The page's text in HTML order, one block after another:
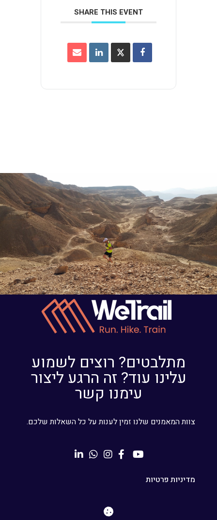
SHARE THIS EVENT
מתלבטים? רוצים לשמוע
עלינו עוד? זה הרגע ליצור
עימנו קשר
צוות המאמנים שלנו זמין לענות על כל השאלות שלכם.
מדיניות פרטיות